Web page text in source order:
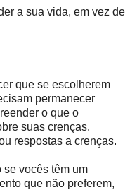
a sua vida, em vez de
que se escolherem
permanecer
o que o
suas crenças.
respostas a crenças.
se vocês têm um
que não preferem,